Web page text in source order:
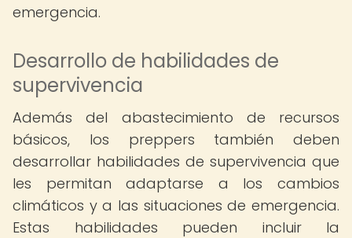
emergencia.
Desarrollo de habilidades de
supervivencia
Además del abastecimiento de recursos
básicos, los preppers también deben
desarrollar habilidades de supervivencia que
les permitan adaptarse a los cambios
climáticos y a las situaciones de emergencia.
Estas habilidades pueden incluir la